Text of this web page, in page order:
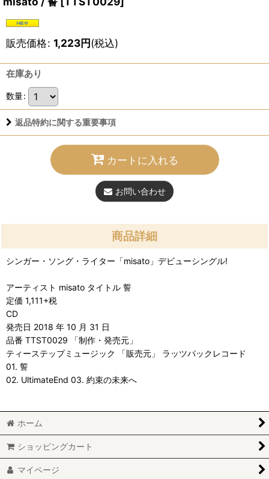
販売価格: 1,223円(税込)
在庫あり
数量:
返品特約に関する重要事項
カートに入れる
お問い合わせ
商品詳細
シンガー・ソング・ライター「misato」デビューシングル!
アーティスト misato タイトル 誓
定価 1,111+税
CD
発売日 2018 年 10 月 31 日
品番 TTST0029 「制作・発売元」
ティーステップミュージック 「販売元」 ラッツパックレコード
01. 誓
02. UltimateEnd 03. 約束の未来へ
ホーム
ショッピングカート
マイページ